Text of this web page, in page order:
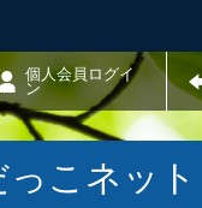
個人会員ログイ
ン
こネット